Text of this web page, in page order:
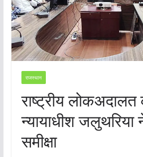
राजस्थान
राष्ट्रीय
न्यायाधीश जलुथरिया
समीक्षा